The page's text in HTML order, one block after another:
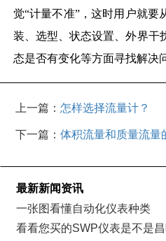
觉“计量不准”，这时用户就要
装、选型、状态设置、外界干
态是否有变化等方面寻找解决
上一篇：怎样选择流量计？
下一篇：体积流量和质量流量
最新新闻资讯
一张图看懂自动化仪表种类
看看您买的SWP仪表是不是